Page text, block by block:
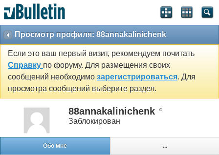
Просмотр профиля: 88annakalinichenk
Если это ваш первый визит, рекомендуем почитать
Справку по форуму. Для размещения своих
сообщений необходимо зарегистрироваться. Для
просмотра сообщений выберите раздел.
88annakalinichenk
Заблокирован
Обо мне ...